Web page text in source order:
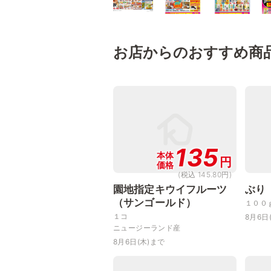
お店からのおすすめ商
本体
価格 135 円
(税込 145.80円)
園地指定キウイフルーツ
（サンゴールド）
１コ
ニュージーランド産
8月6日(木)まで
ぶり
１００
8月6日